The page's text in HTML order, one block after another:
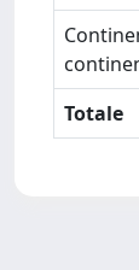
Totale